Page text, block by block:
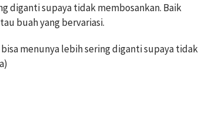
diganti supaya tidak membosankan. Baik
buah yang bervariasi.
menunya lebih sering diganti supaya tidak